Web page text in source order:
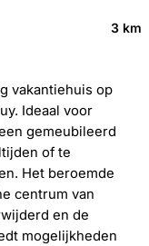
3 km
vakantiehuis op
Ideaal voor
gemeubileerd
of te
Het beroemde
centrum van
en de
mogelijkheden